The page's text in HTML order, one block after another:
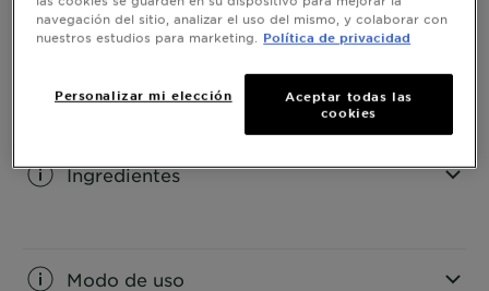
Información del producto
Ingredientes
Modo de uso
navegación del sitio, analizar el uso del mismo, y colaborar con
nuestros estudios para marketing. Política de privacidad
Personalizar mi elección
Aceptar todas las
cookies